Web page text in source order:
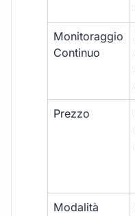
Monitoraggio
Continuo
Prezzo
Modalità